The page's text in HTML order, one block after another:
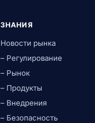
ЗНАНИЯ
Новости рынка
– Регулирование
– Рынок
– Продукты
– Внедрения
– Безопасность